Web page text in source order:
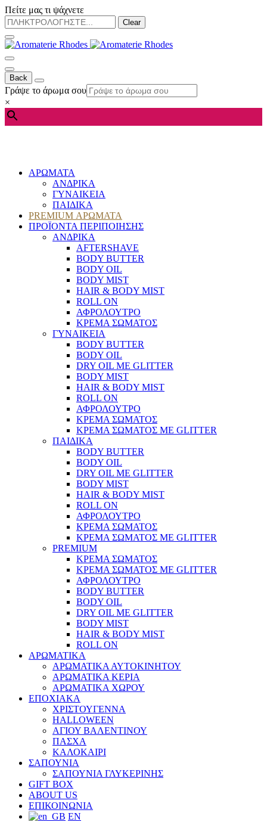
Πείτε μας τι ψάχνετε
Clear
Back
Γράψε το άρωμα σου
×
ΑΡΩΜΑΤΑ
ΑΝΔΡΙΚΑ
ΓΥΝΑΙΚΕΙΑ
ΠΑΙΔΙΚΑ
PREMIUM ΑΡΩΜΑΤΑ
ΠΡΟΪΟΝΤΑ ΠΕΡΙΠΟΙΗΣΗΣ
ΑΝΔΡΙΚΑ
AFTERSHAVE
BODY BUTTER
BODY OIL
BODY MIST
HAIR & BODY MIST
ROLL ON
ΑΦΡΟΛΟΥΤΡΟ
ΚΡΕΜΑ ΣΩΜΑΤΟΣ
ΓΥΝΑΙΚΕΙΑ
BODY BUTTER
BODY OIL
DRY OIL ΜΕ GLITTER
BODY MIST
HAIR & BODY MIST
ROLL ON
ΑΦΡΟΛΟΥΤΡΟ
ΚΡΕΜΑ ΣΩΜΑΤΟΣ
ΚΡΕΜΑ ΣΩΜΑΤΟΣ ΜΕ GLITTER
ΠΑΙΔΙΚΑ
BODY BUTTER
BODY OIL
DRY OIL ΜΕ GLITTER
BODY MIST
HAIR & BODY MIST
ROLL ON
ΑΦΡΟΛΟΥΤΡΟ
ΚΡΕΜΑ ΣΩΜΑΤΟΣ
ΚΡΕΜΑ ΣΩΜΑΤΟΣ ΜΕ GLITTER
PREMIUM
ΚΡΕΜΑ ΣΩΜΑΤΟΣ
ΚΡΕΜΑ ΣΩΜΑΤΟΣ ΜΕ GLITTER
ΑΦΡΟΛΟΥΤΡΟ
BODY BUTTER
BODY OIL
DRY OIL ΜΕ GLITTER
BODY MIST
HAIR & BODY MIST
ROLL ON
ΑΡΩΜΑΤΙΚΑ
ΑΡΩΜΑΤΙΚΑ ΑΥΤΟΚΙΝΗΤΟΥ
ΑΡΩΜΑΤΙΚΑ ΚΕΡΙΑ
ΑΡΩΜΑΤΙΚΑ ΧΩΡΟΥ
ΕΠΟΧΙΑΚΑ
ΧΡΙΣΤΟΥΓΕΝΝΑ
HALLOWEEN
ΑΓΙΟΥ ΒΑΛΕΝΤΙΝΟΥ
ΠΑΣΧΑ
ΚΑΛΟΚΑΙΡΙ
ΣΑΠΟΥΝΙΑ
ΣΑΠΟΥΝΙΑ ΓΛΥΚΕΡΙΝΗΣ
GIFT BOX
ABOUT US
ΕΠΙΚΟΙΝΩΝΙΑ
EN